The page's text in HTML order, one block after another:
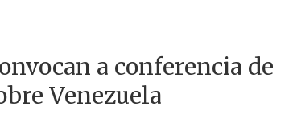
a conferencia de
Venezuela